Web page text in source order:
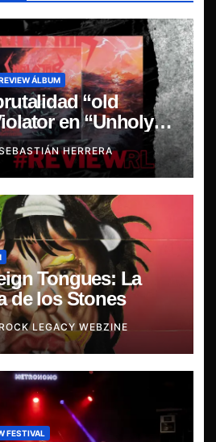
ÁLBUM
“old
en “Unholy
HERRERA
Tongues: La
de los Stones
LEGACY WEBZINE
FESTIVAL